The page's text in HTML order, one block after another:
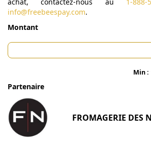
info@freebeespay.com.
Montant
Min :
Partenaire
FROMAGERIE DES